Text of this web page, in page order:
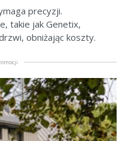
precyzji.
takie jak Genetix,
obniżając koszty.